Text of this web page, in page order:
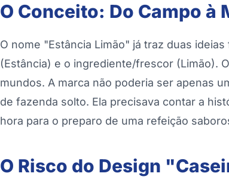
O Conceito: Do Campo à
O nome "Estância Limão" já traz duas
(Estância) e o ingrediente/frescor (Limão).
mundos. A marca não poderia ser apenas
de fazenda solto. Ela precisava contar a
hora para o preparo de uma refeição
O Risco do Design